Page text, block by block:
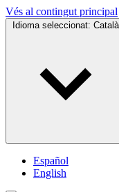
Vés al contingut principal
Idioma seleccionat: Català
Español
English